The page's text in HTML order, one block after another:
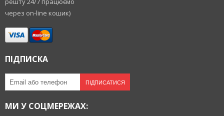
через on-line кошик)
ПІДПИСКА
ПІДПИСАТИСЯ
МИ У СОЦМЕРЕЖАХ: